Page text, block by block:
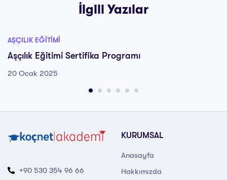
İlgili Yazılar
AŞÇILIK EĞITIMI
Aşçılık Eğitimi Sertifika Programı
20 Ocak 2025
+90 530 354 96 66
KURUMSAL
Anasayfa
Hakkımızda